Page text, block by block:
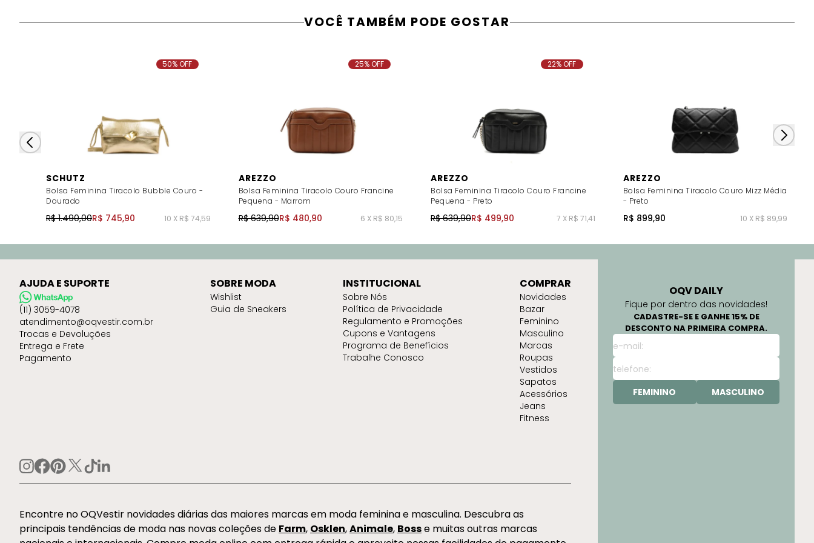
VOCÊ TAMBÉM PODE GOSTAR
SCHUTZ
Bolsa Feminina Tiracolo Bubble Couro -
Dourado
R$ 1.490,00R$ 745,90 10 X R$ 74,59
50% OFF
AREZZO
Bolsa Feminina Tiracolo Couro Francine
Pequena - Marrom
R$ 639,90R$ 480,90 6 X R$ 80,15
25% OFF
AREZZO
Bolsa Feminina Tiracolo Couro Francine
Pequena - Preto
R$ 639,90R$ 499,90 7 X R$ 71,41
22% OFF
AREZZO
Bolsa Feminina Tiracolo Couro Mizz Média
- Preto
R$ 899,90 10 X R$ 89,99
OQV DAILY
Fique por dentro das novidades!
CADASTRE-SE E GANHE 15% DE
DESCONTO NA PRIMEIRA COMPRA.
FEMININO MASCULINO
AJUDA E SUPORTE
(11) 3059-4078
atendimento@oqvestir.com.br
Trocas e Devoluções
Entrega e Frete
Pagamento
SOBRE MODA
Wishlist
Guia de Sneakers
INSTITUCIONAL
Sobre Nós
Política de Privacidade
Regulamento e Promoções
Cupons e Vantagens
Programa de Benefícios
Trabalhe Conosco
COMPRAR
Novidades
Bazar
Feminino
Masculino
Marcas
Roupas
Vestidos
Sapatos
Acessórios
Jeans
Fitness
Encontre no OQVestir novidades diárias das maiores marcas em moda feminina e masculina. Descubra as
principais tendências de moda nas novas coleções de Farm, Osklen,Animale, Bosse muitas outras marcas